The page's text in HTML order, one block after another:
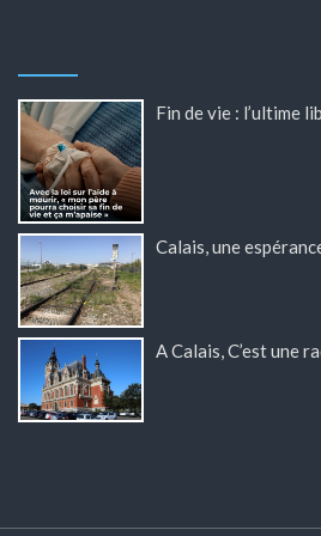
Fin de vie : l’ultime
Calais, une
A Calais, C’est une